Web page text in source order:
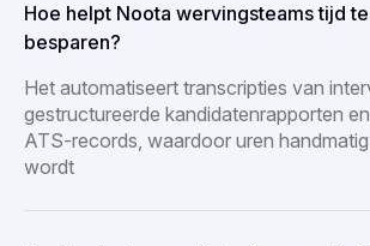
Hoe helpt Noota wervingsteams tijd te
besparen?
Het automatiseert transcripties van
gestructureerde kandidatenrapporten
ATS-records, waardoor uren
wordt